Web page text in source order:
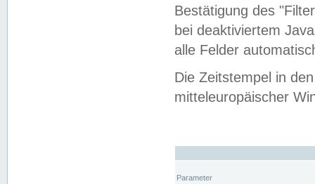
Bestätigung des
bei deaktiviertem
alle Felder
Die Zeitstempel in
mitteleuropäischer
Parameter